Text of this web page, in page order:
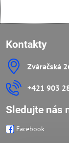
Kontakty
Zváračská
+421 903
Sledujte nás
Facebook